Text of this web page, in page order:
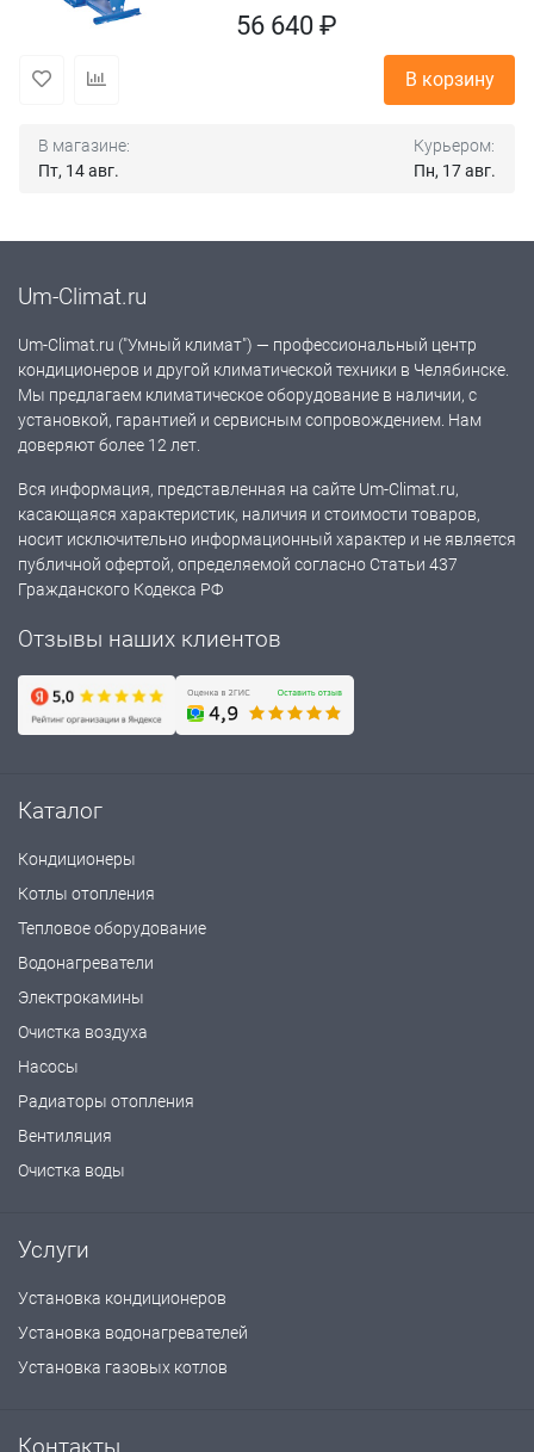
56 640 ₽
В корзину
В магазине:
Пт, 14 авг.
Курьером:
Пн, 17 авг.
Um-Climat.ru
Um-Climat.ru ("Умный климат") — профессиональный центр
кондиционеров и другой климатической техники в Челябинске.
Мы предлагаем климатическое оборудование в наличии, с
установкой, гарантией и сервисным сопровождением. Нам
доверяют более 12 лет.
Вся информация, представленная на сайте Um-Climat.ru,
касающаяся характеристик, наличия и стоимости товаров,
носит исключительно информационный характер и не является
публичной офертой, определяемой согласно Статьи 437
Гражданского Кодекса РФ
Отзывы наших клиентов
Каталог
Кондиционеры
Котлы отопления
Тепловое оборудование
Водонагреватели
Электрокамины
Очистка воздуха
Насосы
Радиаторы отопления
Вентиляция
Очистка воды
Услуги
Установка кондиционеров
Установка водонагревателей
Установка газовых котлов
Контакты